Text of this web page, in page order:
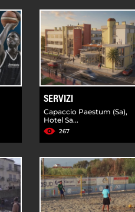
SERVIZI
Capaccio Paestum (Sa),
Hotel Sa...
267